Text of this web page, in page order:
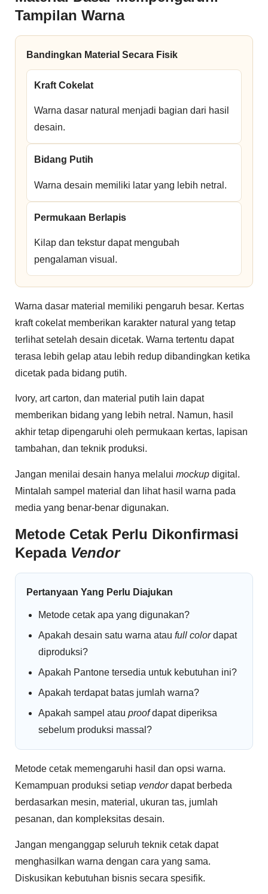
Tampilan Warna
Bandingkan Material Secara Fisik
Kraft Cokelat
Warna dasar natural menjadi bagian dari hasil
desain.
Bidang Putih
Warna desain memiliki latar yang lebih netral.
Permukaan Berlapis
Kilap dan tekstur dapat mengubah
pengalaman visual.
Warna dasar material memiliki pengaruh besar. Kertas
kraft cokelat memberikan karakter natural yang tetap
terlihat setelah desain dicetak. Warna tertentu dapat
terasa lebih gelap atau lebih redup dibandingkan ketika
dicetak pada bidang putih.
Ivory, art carton, dan material putih lain dapat
memberikan bidang yang lebih netral. Namun, hasil
akhir tetap dipengaruhi oleh permukaan kertas, lapisan
tambahan, dan teknik produksi.
Jangan menilai desain hanya melalui mockup digital.
Mintalah sampel material dan lihat hasil warna pada
media yang benar-benar digunakan.
Metode Cetak Perlu Dikonfirmasi
Kepada Vendor
Pertanyaan Yang Perlu Diajukan
Metode cetak apa yang digunakan?
Apakah desain satu warna atau full colordapat
diproduksi?
Apakah Pantone tersedia untuk kebutuhan ini?
Apakah terdapat batas jumlah warna?
Apakah sampel atau proofdapat diperiksa
sebelum produksi massal?
Metode cetak memengaruhi hasil dan opsi warna.
Kemampuan produksi setiap vendordapat berbeda
berdasarkan mesin, material, ukuran tas, jumlah
pesanan, dan kompleksitas desain.
Jangan menganggap seluruh teknik cetak dapat
menghasilkan warna dengan cara yang sama.
Diskusikan kebutuhan bisnis secara spesifik.